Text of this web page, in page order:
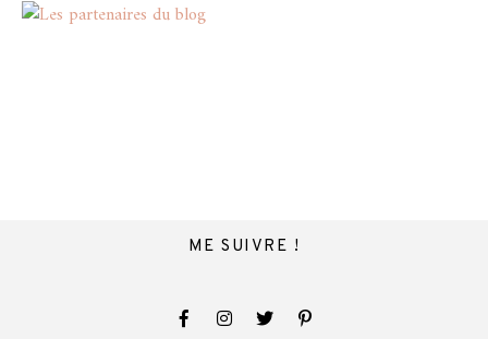
ME SUIVRE !